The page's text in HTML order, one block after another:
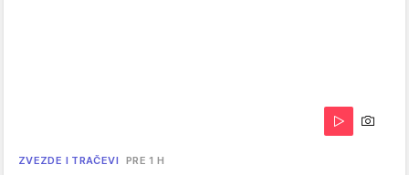
ZVEZDE I TRAČEVI PRE 1 H